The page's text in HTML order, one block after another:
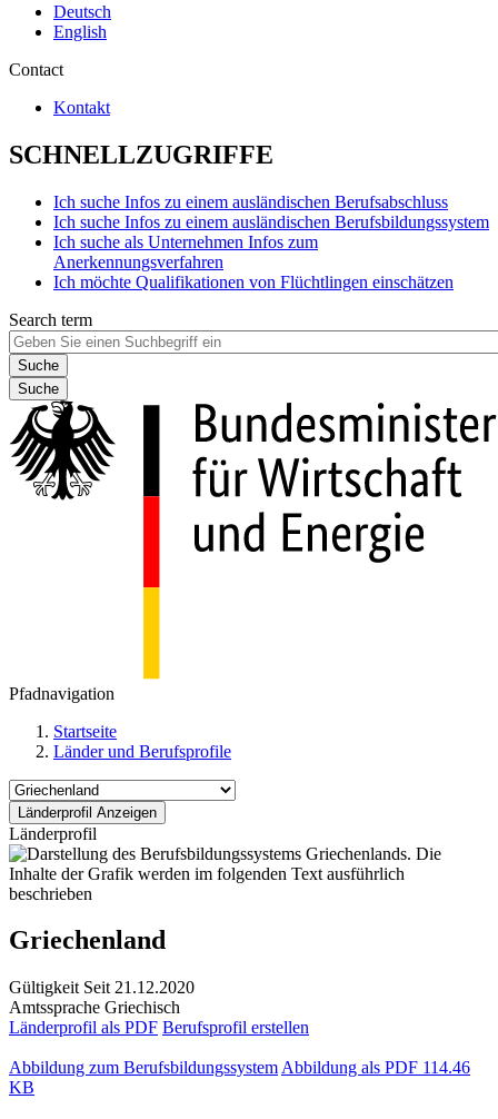
Deutsch
English
Contact
Kontakt
SCHNELLZUGRIFFE
Ich suche Infos zu einem ausländischen Berufsabschluss
Ich suche Infos zu einem ausländischen Berufsbildungssystem
Ich suche als Unternehmen Infos zum
Anerkennungsverfahren
Ich möchte Qualifikationen von Flüchtlingen einschätzen
Search term
Suche
Pfadnavigation
Startseite
Länder und Berufsprofile
Länderprofil
Griechenland
Gültigkeit Seit 21.12.2020
Amtssprache Griechisch
Länderprofil als PDF Berufsprofil erstellen
Abbildung zum Berufsbildungssystem Abbildung als PDF 114.46
KB